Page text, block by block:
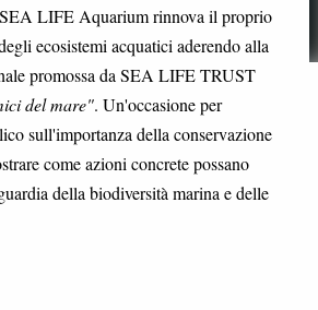
LIFE Aquarium rinnova il proprio
ecosistemi acquatici aderendo alla
promossa da SEA LIFE TRUST
del mare". Un'occasione per
sull'importanza della conservazione
come azioni concrete possano
della biodiversità marina e delle